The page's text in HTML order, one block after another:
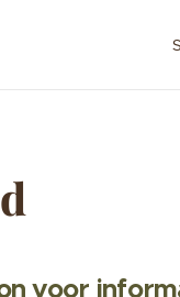
voor